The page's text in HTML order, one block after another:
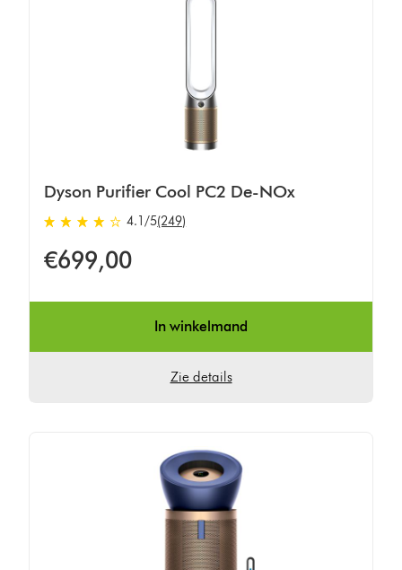
Dyson Purifier Cool PC2 De-NOx
4.1
sterren
van
van
4.1/5(249)
€699,00
In winkelmand
Zie details